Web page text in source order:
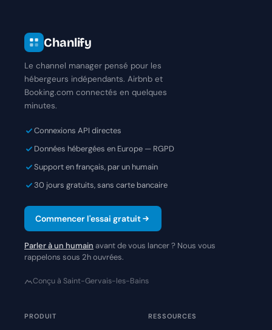
Chanlify
Le channel manager pensé pour les
hébergeurs indépendants. Airbnb et
Booking.com connectés en quelques
minutes.
Connexions API directes
Données hébergées en Europe — RGPD
Support en français, par un humain
30 jours gratuits, sans carte bancaire
Commencer l'essai gratuit
Parler à un humain avant de vous lancer ? Nous vous
rappelons sous 2h ouvrées.
Conçu à Saint-Gervais-les-Bains
PRODUIT RESSOURCES